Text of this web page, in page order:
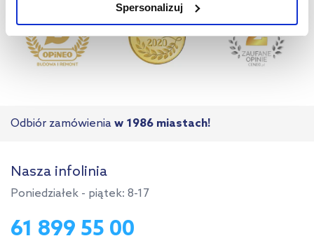
Aby uzyskać więcej informacji na temat plików plików cookie,
kliknij „Ustawienia plików cookie”.Jeśli chcesz uzyskać więcej
Spersonalizuj
Odbiór zamówienia w 1986 miastach!
Nasza infolinia
Poniedziałek - piątek: 8-17
61 899 55 00